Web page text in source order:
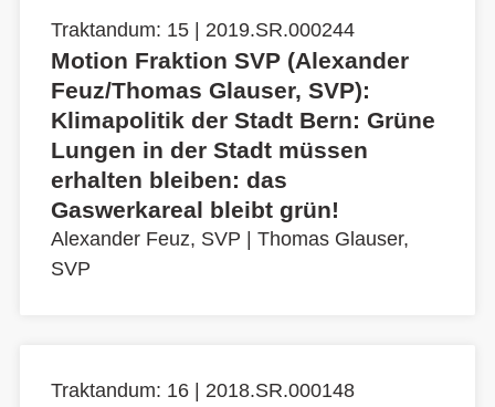
Traktandum: 15 | 2019.SR.000244
Motion Fraktion SVP (Alexander
Feuz/Thomas Glauser, SVP):
Klimapolitik der Stadt Bern: Grüne
Lungen in der Stadt müssen
erhalten bleiben: das
Gaswerkareal bleibt grün!
Alexander Feuz, SVP
Thomas Glauser,
SVP
Traktandum: 16 | 2018.SR.000148